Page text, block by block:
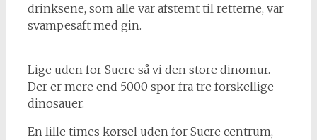
drinksene, som alle var afstemt til retterne, var
svampesaft med gin.
Lige uden for Sucre så vi den store dinomur.
Der er mere end 5000 spor fra tre forskellige
dinosauer.
En lille times kørsel uden for Sucre centrum,